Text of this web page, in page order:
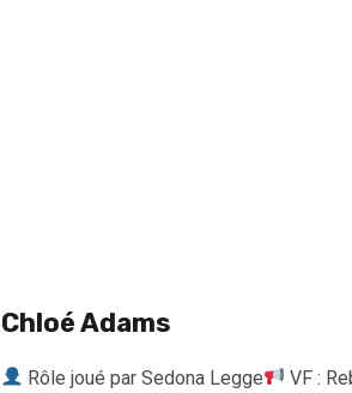
Chloé Adams
Rôle joué par Sedona Legge
VF :